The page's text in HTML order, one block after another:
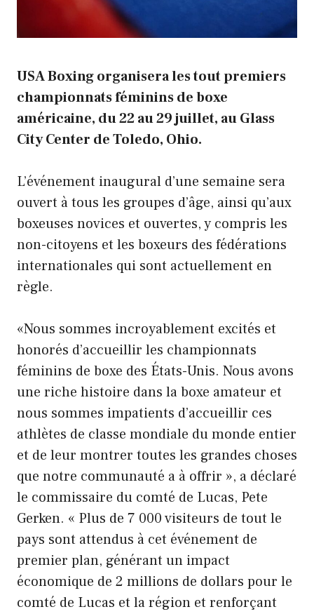
USA Boxing organisera les tout premiers
championnats féminins de boxe
américaine, du 22 au 29 juillet, au Glass
City Center de Toledo, Ohio.
L’événement inaugural d’une semaine sera
ouvert à tous les groupes d’âge, ainsi qu’aux
boxeuses novices et ouvertes, y compris les
non-citoyens et les boxeurs des fédérations
internationales qui sont actuellement en
règle.
«Nous sommes incroyablement excités et
honorés d’accueillir les championnats
féminins de boxe des États-Unis. Nous avons
une riche histoire dans la boxe amateur et
nous sommes impatients d’accueillir ces
athlètes de classe mondiale du monde entier
et de leur montrer toutes les grandes choses
que notre communauté a à offrir », a déclaré
le commissaire du comté de Lucas, Pete
Gerken. « Plus de 7 000 visiteurs de tout le
pays sont attendus à cet événement de
premier plan, générant un impact
économique de 2 millions de dollars pour le
comté de Lucas et la région et renforçant